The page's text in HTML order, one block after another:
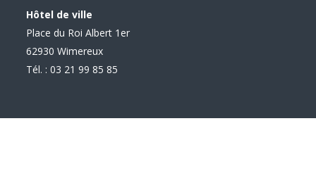
Hôtel de ville
Place du Roi Albert 1er
62930 Wimereux
Tél. : 03 21 99 85 85